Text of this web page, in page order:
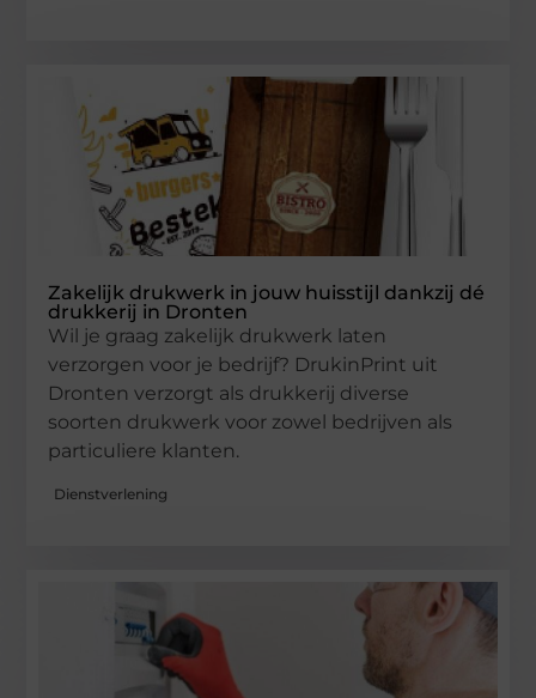
Zakelijk drukwerk in jouw huisstijl dankzij dé
drukkerij in Dronten
Wil je graag zakelijk drukwerk laten
verzorgen voor je bedrijf? DrukinPrint uit
Dronten verzorgt als drukkerij diverse
soorten drukwerk voor zowel bedrijven als
particuliere klanten.
Dienstverlening